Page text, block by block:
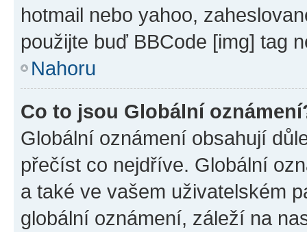
hotmail nebo yahoo,
použijte buď BBCode [img] tag
Nahoru
Co to jsou Globální
Globální oznámení obsahují
přečíst co nejdříve. Globální
a také ve vašem uživatelském
globální oznámení, záleží na